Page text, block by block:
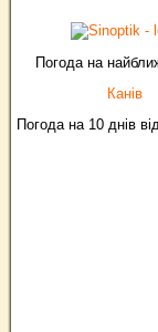
Погода на
Канів
Погода на 10 днів